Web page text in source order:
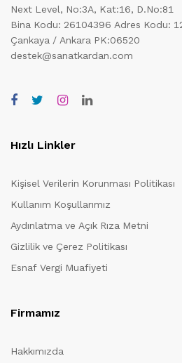
Next Level, No:3A, Kat:16, D.No:81
Bina Kodu: 26104396 Adres Kodu:
Çankaya / Ankara PK:06520
destek@sanatkardan.com
Hızlı Linkler
Kişisel Verilerin Korunması Politikası
Kullanım Koşullarımız
Aydınlatma ve Açık Rıza Metni
Gizlilik ve Çerez Politikası
Esnaf Vergi Muafiyeti
Firmamız
Hakkımızda